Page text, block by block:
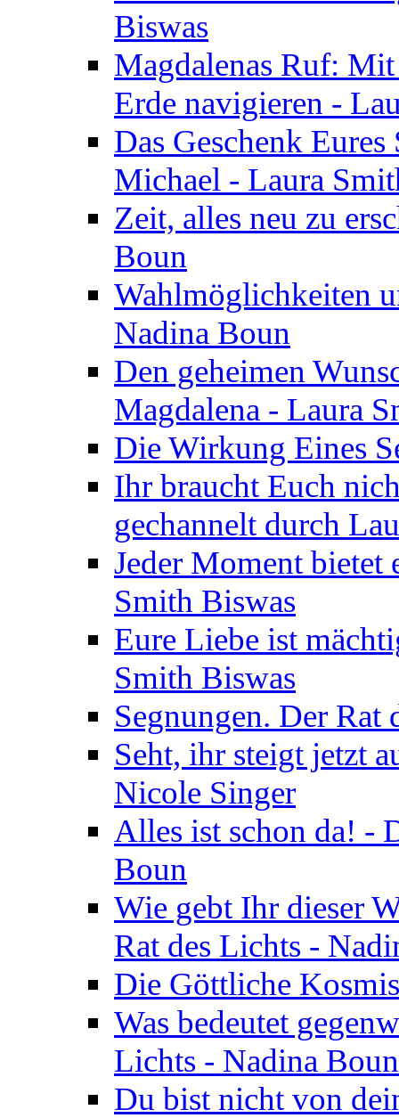
Biswas
Magdalenas Ruf:
Erde navigieren -
Das Geschenk
Michael - Laura
Zeit, alles neu zu
Boun
Wahlmöglichkeiten
Nadina Boun
Den geheimen
Magdalena - Laura
Die Wirkung Eines
Ihr braucht Euch
gechannelt durch
Jeder Moment bietet
Smith Biswas
Eure Liebe ist
Smith Biswas
Segnungen. Der
Seht, ihr steigt jetzt
Nicole Singer
Alles ist schon da! -
Boun
Wie gebt Ihr dieser
Rat des Lichts -
Die Göttliche
Was bedeutet
Lichts - Nadina Boun
Du bist nicht von